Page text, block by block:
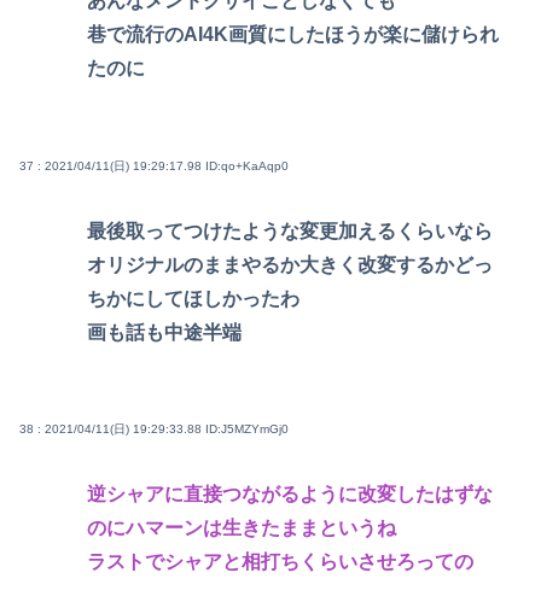
巷で流行のAI4K画質にしたほうが楽に儲けられ
たのに
37 : 2021/04/11(日) 19:29:17.98 ID:qo+KaAqp0
最後取ってつけたような変更加えるくらいなら
オリジナルのままやるか大きく改変するかどっ
ちかにしてほしかったわ
画も話も中途半端
38 : 2021/04/11(日) 19:29:33.88 ID:J5MZYmGj0
逆シャアに直接つながるように改変したはずな
のにハマーンは生きたままというね
ラストでシャアと相打ちくらいさせろっての